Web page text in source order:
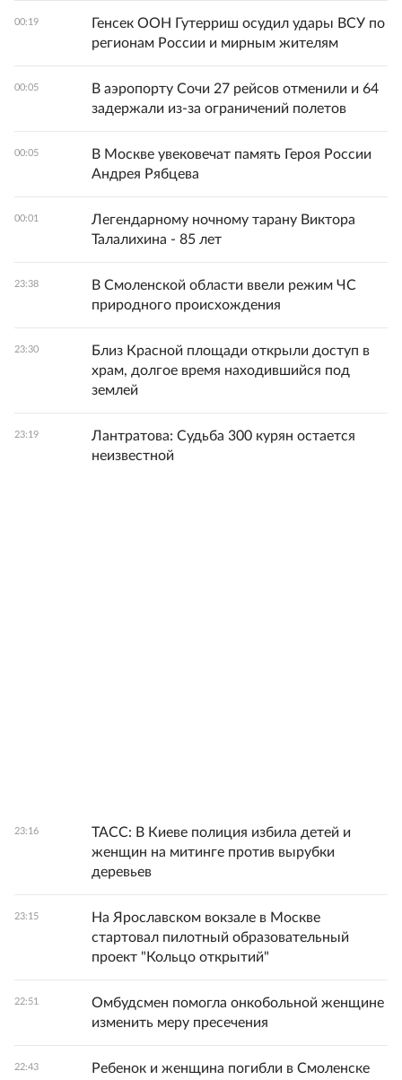
00:19
Генсек ООН Гутерриш осудил удары ВСУ по
регионам России и мирным жителям
00:05
В аэропорту Сочи 27 рейсов отменили и 64
задержали из-за ограничений полетов
00:05
В Москве увековечат память Героя России
Андрея Рябцева
00:01
Легендарному ночному тарану Виктора
Талалихина - 85 лет
23:38
В Смоленской области ввели режим ЧС
природного происхождения
23:30
Близ Красной площади открыли доступ в
храм, долгое время находившийся под
землей
23:19
Лантратова: Судьба 300 курян остается
неизвестной
23:16
ТАСС: В Киеве полиция избила детей и
женщин на митинге против вырубки
деревьев
23:15
На Ярославском вокзале в Москве
стартовал пилотный образовательный
проект "Кольцо открытий"
22:51
Омбудсмен помогла онкобольной женщине
изменить меру пресечения
22:43
Ребенок и женщина погибли в Смоленске